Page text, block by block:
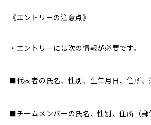
《エントリーの注意点》
・エントリーには次の情報が必要です。
■代表者の氏名、性別、生年月日、住所、
■チームメンバーの氏名、性別、住所（郵